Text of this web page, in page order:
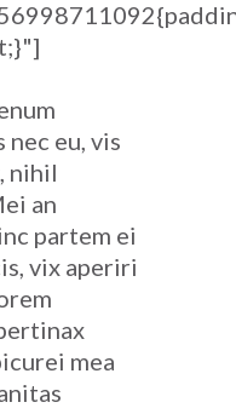
eu, vis
nihil
an
partem ei
vix aperiri
mea